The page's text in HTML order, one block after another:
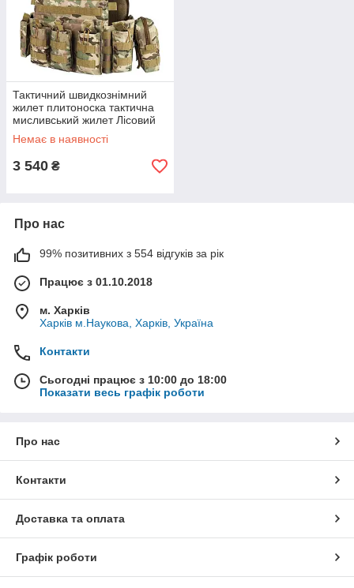
Тактичний швидкознімний
жилет плитоноска тактична
мисливський жилет Лісовий
камуфляж
Немає в наявності
3 540 ₴
Про нас
99% позитивних з 554 відгуків за рік
Працює з 01.10.2018
м. Харків
Харків м.Наукова, Харків, Україна
Контакти
Сьогодні працює з 10:00 до 18:00
Показати весь графік роботи
Про нас
Контакти
Доставка та оплата
Графік роботи